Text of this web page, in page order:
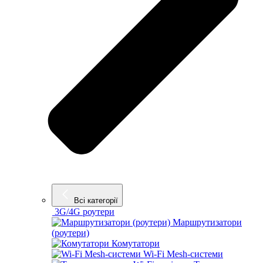
Всі категорії
3G/4G роутери
Маршрутизатори
(роутери)
Комутатори
Wi-Fi Mesh-системи